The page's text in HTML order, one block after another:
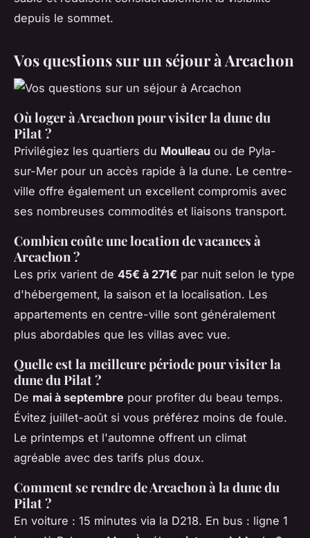
depuis le sommet.
Vos questions sur un séjour à Arcachon
Où loger à Arcachon pour visiter la dune du
Pilat ?
Privilégiez les quartiers du Moulleau ou de Pyla-
sur-Mer pour un accès rapide à la dune. Le centre-
ville offre également un excellent compromis avec
ses nombreuses commodités et liaisons transport.
Combien coûte une location de vacances à
Arcachon ?
Les prix varient de 45€ à 271€ par nuit selon le type
d'hébergement, la saison et la localisation. Les
appartements en centre-ville sont généralement
plus abordables que les villas avec vue.
Quelle est la meilleure période pour visiter la
dune du Pilat ?
De mai à septembre pour profiter du beau temps.
Évitez juillet-août si vous préférez moins de foule.
Le printemps et l'automne offrent un climat
agréable avec des tarifs plus doux.
Comment se rendre de Arcachon à la dune du
Pilat ?
En voiture : 15 minutes via la D218. En bus : ligne 1